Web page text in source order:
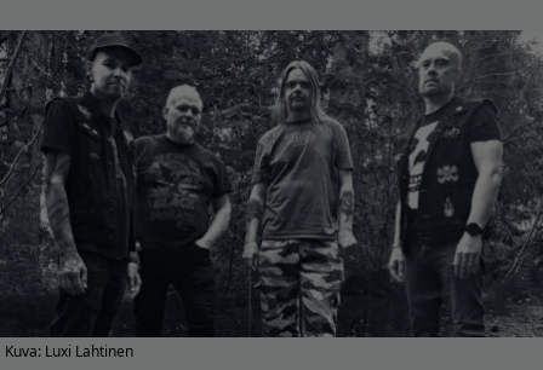
Kuva: Luxi Lahtinen